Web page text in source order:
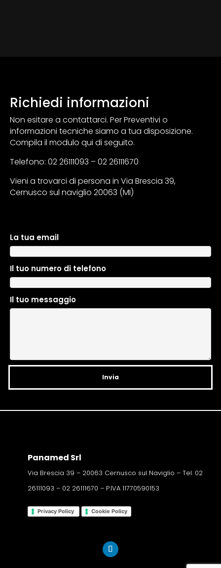
Richiedi informazioni
Non esitare a contattarci. Per Preventivi o
informazioni tecniche siamo a tua disposizione.
Compila il modulo qui di seguito.
Telefono: 02 26111093 – 02 26111670
Vieni a trovarci di persona in Via Brescia 39,
Cernusco sul naviglio 20063 (MI)
La tua email
Il tuo numero di telefono
Il tuo messaggio
A
l
t
e
n
a
:
Panamed Srl
Via Brescia 39 – 20063 Cernusco sul Naviglio – Tel. 02
26111093 – 02 26111670 – P.IVA 11770590153
Privacy Policy Cookie Policy